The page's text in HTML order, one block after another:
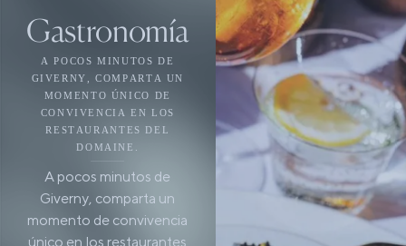
Gastronomía
A POCOS MINUTOS DE
GIVERNY, COMPARTA UN
MOMENTO ÚNICO DE
CONVIVENCIA EN LOS
RESTAURANTES DEL
DOMAINE.
A pocos minutos de
Giverny, comparta un
momento de convivencia
único en los restaurantes